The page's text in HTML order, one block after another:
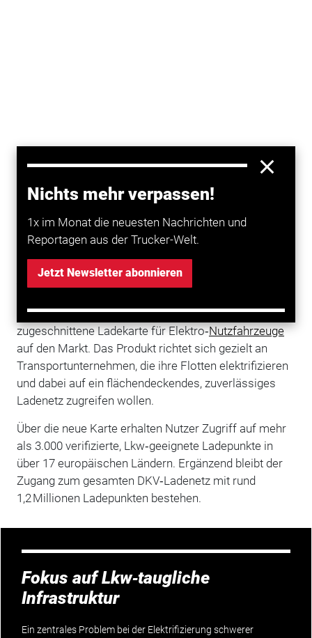
Nichts mehr verpassen!
1x im Monat die neuesten Nachrichten und
Reportagen aus der Trucker-Welt.
Jetzt Newsletter abonnieren
DKVMobility erweitert sein Angebot im Bereich
Truck eine speziell auf denStraßengüterverkehr
zugeschnittene Ladekarte für Elektro‑Nutzfahrzeuge
auf den Markt. Das Produkt richtet sich gezielt an
Transportunternehmen, die ihre Flotten elektrifizieren
und dabei auf ein flächendeckendes, zuverlässiges
Ladenetz zugreifen wollen.
Über die neue Karte erhalten Nutzer Zugriff auf mehr
als 3.000 verifizierte, Lkw‑geeignete Ladepunkte in
über 17 europäischen Ländern. Ergänzend bleibt der
Zugang zum gesamten DKV‑Ladenetz mit rund
1,2 Millionen Ladepunkten bestehen.
Fokus auf Lkw‑taugliche
Infrastruktur
Ein zentrales Problem bei der Elektrifizierung schwerer